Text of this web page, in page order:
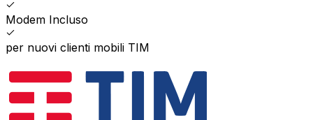
Modem Incluso
per nuovi clienti mobili TIM